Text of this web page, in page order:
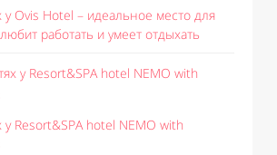
у Ovis Hotel – идеальное место для
работать и умеет отдыхать
у Resort&SPA hotel NEMO with